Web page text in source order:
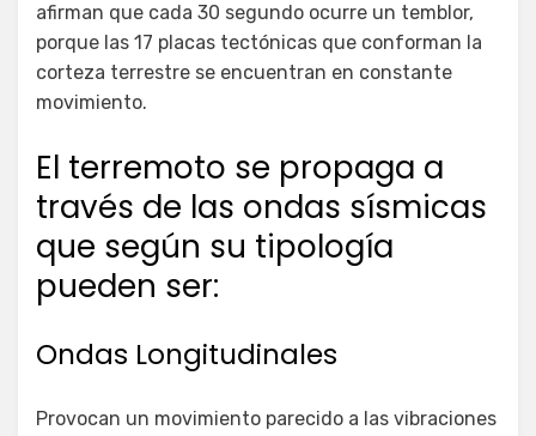
afirman que cada 30 segundo ocurre un temblor,
porque las 17 placas tectónicas que conforman la
corteza terrestre se encuentran en constante
movimiento.
El terremoto se propaga a
través de las ondas sísmicas
que según su tipología
pueden ser:
Ondas Longitudinales
Provocan un movimiento parecido a las vibraciones